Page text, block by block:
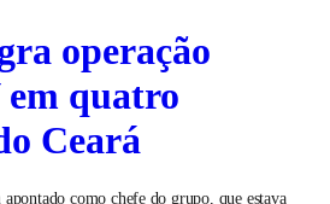
operação
quatro
Ceará
como chefe do grupo, que estava